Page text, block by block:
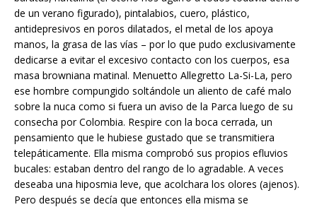
de un verano figurado), pintalabios, cuero, plástico,
antidepresivos en poros dilatados, el metal de los apoya
manos, la grasa de las vías – por lo que pudo exclusivamente
dedicarse a evitar el excesivo contacto con los cuerpos, esa
masa browniana matinal. Menuetto Allegretto La-Si-La, pero
ese hombre compungido soltándole un aliento de café malo
sobre la nuca como si fuera un aviso de la Parca luego de su
consecha por Colombia. Respire con la boca cerrada, un
pensamiento que le hubiese gustado que se transmitiera
telepáticamente. Ella misma comprobó sus propios efluvios
bucales: estaban dentro del rango de lo agradable. A veces
deseaba una hiposmia leve, que acolchara los olores (ajenos).
Pero después se decía que entonces ella misma se